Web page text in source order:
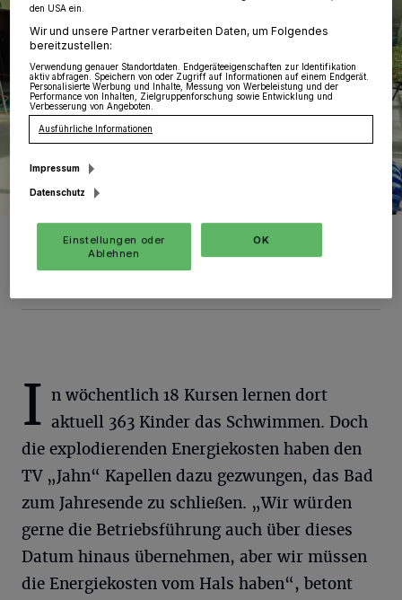
„NKF-CUIG“ doch noch eine Rettung. Für Wolfgang Kaiser (CDU)
lautet die Antwort ja.
I n wöchentlich 18 Kursen lernen dort
aktuell 363 Kinder das Schwimmen. Doch
die explodierenden Energiekosten haben den
TV „Jahn“ Kapellen dazu gezwungen, das Bad
zum Jahresende zu schließen. „Wir würden
gerne die Betriebsführung auch über dieses
Datum hinaus übernehmen, aber wir müssen
die Energiekosten vom Hals haben“, betont
den USA ein.
Wir und unsere Partner verarbeiten Daten, um Folgendes
bereitzustellen:
Verwendung genauer Standortdaten. Endgeräteeigenschaften zur Identifikation
aktiv abfragen. Speichern von oder Zugriff auf Informationen auf einem Endgerät.
Personalisierte Werbung und Inhalte, Messung von Werbeleistung und der
Performance von Inhalten, Zielgruppenforschung sowie Entwicklung und
Verbesserung von Angeboten.
Ausführliche Informationen
Impressum
Datenschutz
Einstellungen oder
Ablehnen
OK